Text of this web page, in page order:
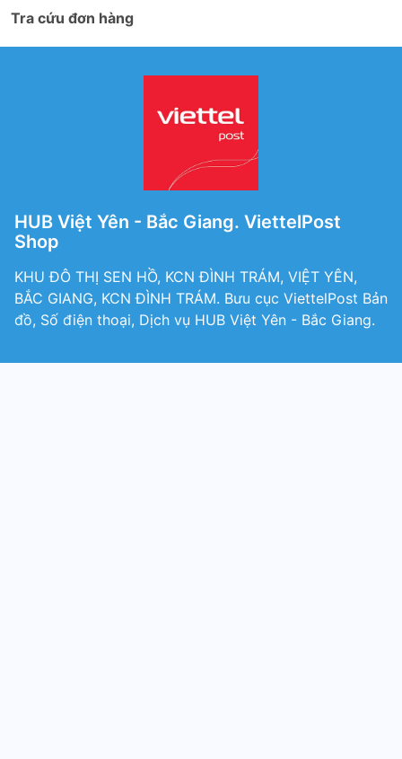
Tra cứu đơn hàng
HUB Việt Yên - Bắc Giang. ViettelPost
Shop
KHU ĐÔ THỊ SEN HỒ, KCN ĐÌNH TRÁM, VIỆT YÊN,
BẮC GIANG, KCN ĐÌNH TRÁM. Bưu cục ViettelPost Bản
đồ, Số điện thoại, Dịch vụ HUB Việt Yên - Bắc Giang.